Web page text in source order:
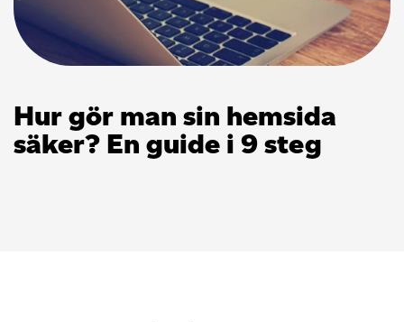
Hur gör man sin hemsida
säker? En guide i 9 steg